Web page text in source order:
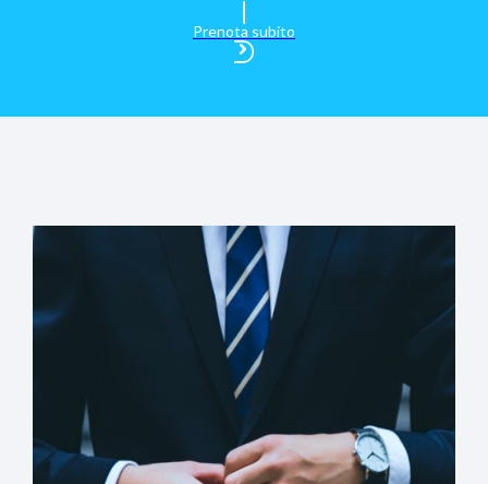
Prenota subito